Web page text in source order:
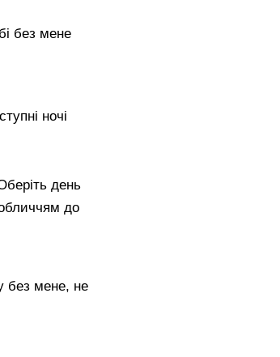
без мене
ночі
день
до
без мене, не